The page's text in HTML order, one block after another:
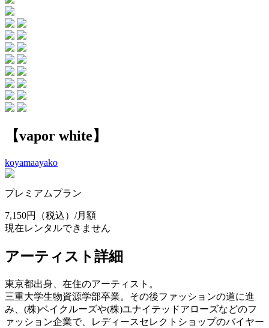
【vapor white】
koyamaayako
プレミアムプラン
7,150円
（税込）/月額
現在レンタルできません
アーティスト詳細
東京都出身、在住のアーティスト。
三重大学生物資源学部卒業。その後ファッションの道に進
み、(株)ベイクルーズや(株)ユナイテッドアローズなどのフ
ァッション企業で、レディースセレクトショップのバイヤー